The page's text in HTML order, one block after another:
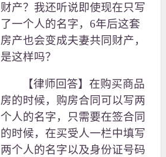
财产？我还听说即使现在只写
了一个人的名字，6年后这套
房产也会变成夫妻共同财产，
是这样吗？
【律师回答】在购买商品
房的时候，购房合同可以写两
个人的名字，只需要在签合同
的时候，在买受人一栏中填写
两个人的名字以及身份证号码